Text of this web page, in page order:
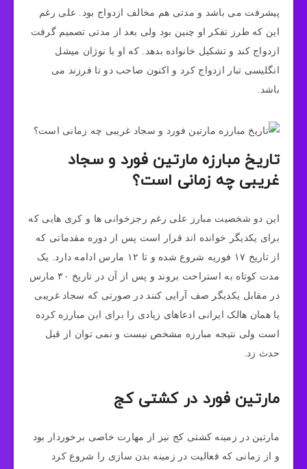
پیشرفت می باشد و مدتی هم مخالف ازدواج بود. علی رغم
این که طرز تفکر او چنین بود ولی بعد از مدتی تصمیم گرفت
ازدواج کند و تشکیل خانواده بدهد. که او با نوژان میشل
انگلیسی تبار ازدواج کرد و اکنون صاحب دو تا فرزند می‌
باشد.
تاریخ مبارزه مارتین فورد و سجاد
غریبی چه زمانی است؟
این دو شخصیت مبارز علی رغم رجزخوانی ها و کری هایی که
برای یکدیگر خوانده اند قرار است پس از دوره مقدماتی که
از تاریخ ۱۷ فوریه شروع شده و تا ۱۲ مارس ادامه دارد. یک
مدت کوتاه به استراحت بروند و پس از آن در تاریخ ۳۰ مارس
در مقابل یکدیگر صف آرایی کنند در صورتی که سجاد غریبی
یا همان هالک ایرانی ادعاهای زیادی را برای این مبارزه کرده
است ولی نتیجه مبارزه مشخص نیست و نمی‌ توان از قبل
حدث زد.
مارتین فورد در کشتی کج
مارتین در زمینه کشتی کج نیز از مهارت خاصی برخوردار بود
و از زمانی که فعالیت در زمینه بدن سازی را شروع کرد